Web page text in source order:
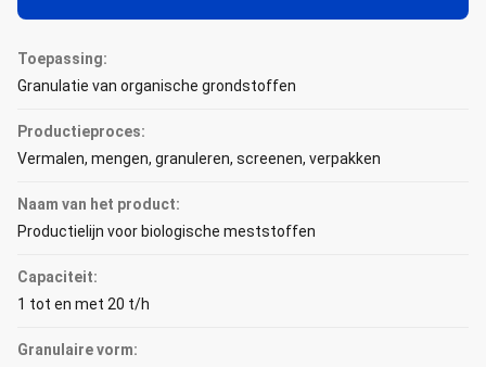
Toepassing:
Granulatie van organische grondstoffen
Productieproces:
Vermalen, mengen, granuleren, screenen, verpakken
Naam van het product:
Productielijn voor biologische meststoffen
Capaciteit:
1 tot en met 20 t/h
Granulaire vorm: